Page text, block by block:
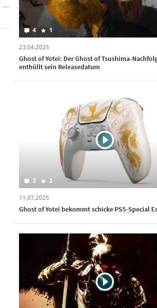
4 1
23.04.2025
Ghost of Yotei: Der Ghost of Tsushima-
enthüllt sein Releasedatum
3 2
11.07.2025
Ghost of Yotei bekommt schicke PS5-Special